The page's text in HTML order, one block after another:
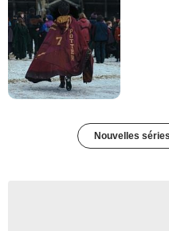
Nouvelles